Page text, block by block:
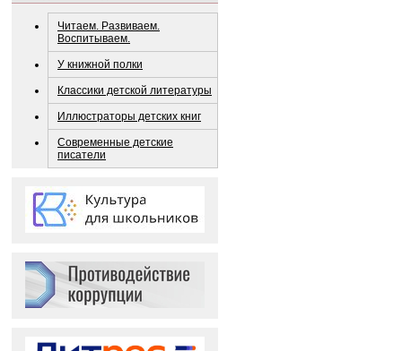
Читаем. Развиваем.
Воспитываем.
У книжной полки
Классики детской литературы
Иллюстраторы детских книг
Современные детские
писатели